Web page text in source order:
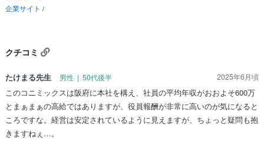
企業サイト /
クチコミ
たけまる先生 男性 | 50代後半 2025年6月頃
このコニミックスは阪府に本社を構え、社員の平均年収がおおよそ600万
とまぁまぁの高給ではありますが、役員報酬が非常に高いのが気になると
ころですな。経営は安定されているように見えますが、ちょっと疑問も抱
きますねぇ…。